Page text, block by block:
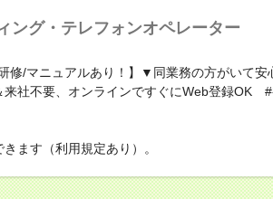
ング・テレフォンオペレーター
修/マニュアルあり！】▼同業務の方がいて安
来社不要、オンラインですぐにWeb登録OK
ます（利用規定あり）。